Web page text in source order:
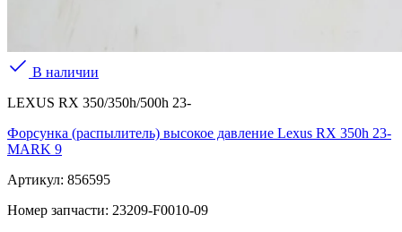
В наличии
LEXUS RX 350/350h/500h 23-
Форсунка (распылитель) высокое давление Lexus RX 350h 23-
MARK 9
Артикул: 856595
Номер запчасти: 23209-F0010-09